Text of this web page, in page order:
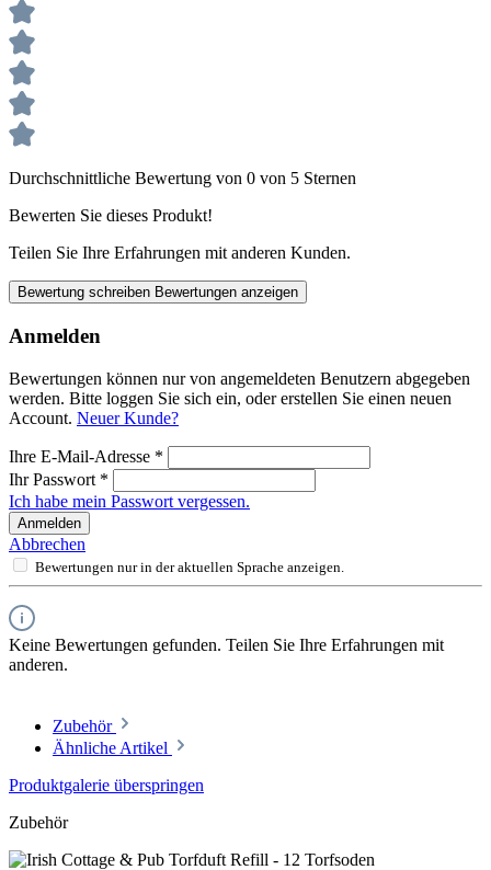
Durchschnittliche Bewertung von 0 von 5 Sternen
Bewerten Sie dieses Produkt!
Teilen Sie Ihre Erfahrungen mit anderen Kunden.
Bewertung schreiben Bewertungen anzeigen
Anmelden
Bewertungen können nur von angemeldeten Benutzern abgegeben
werden. Bitte loggen Sie sich ein, oder erstellen Sie einen neuen
Account. Neuer Kunde?
Ihre E-Mail-Adresse *
Ihr Passwort *
Ich habe mein Passwort vergessen.
Anmelden
Abbrechen
Bewertungen nur in der aktuellen Sprache anzeigen.
Keine Bewertungen gefunden. Teilen Sie Ihre Erfahrungen mit
anderen.
Zubehör
Ähnliche Artikel
Produktgalerie überspringen
Zubehör